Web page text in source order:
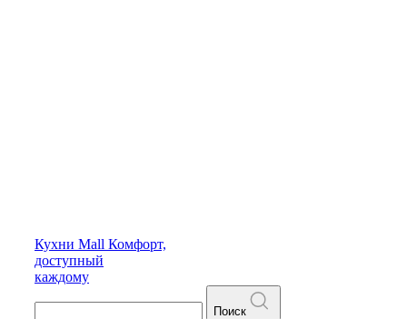
Кухни Mall Комфорт,
доступный
каждому
Поиск